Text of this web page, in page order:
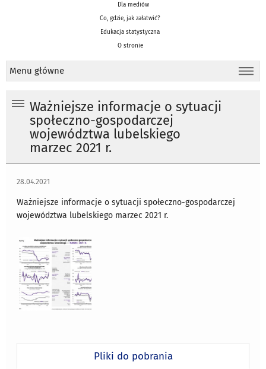
Dla mediów
Co, gdzie, jak załatwić?
Edukacja statystyczna
O stronie
Menu główne
Ważniejsze informacje o sytuacji
społeczno-gospodarczej
województwa lubelskiego
marzec 2021 r.
28.04.2021
Ważniejsze informacje o sytuacji społeczno-gospodarczej
województwa lubelskiego marzec 2021 r.
Pliki do pobrania